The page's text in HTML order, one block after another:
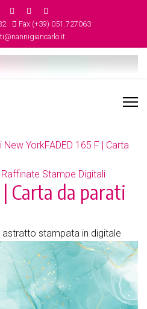
Fax (+39) 051.727063
New YorkFADED 165 F | Carta
Raffinate Stampe Digitali
| Carta da parati
stampata in digitale